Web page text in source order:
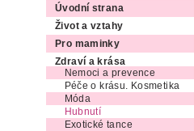
Úvodní strana
Život a vztahy
Pro maminky
Zdraví a krása
Nemoci a prevence
Péče o krásu. Kosmetika
Móda
Hubnutí
Exotické tance